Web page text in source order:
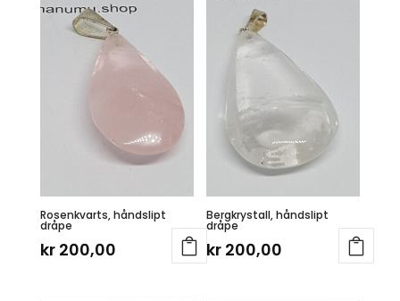
Rosenkvarts, håndslipt
dråpe
kr200,00
Bergkrystall, håndslipt
dråpe
kr 200,00